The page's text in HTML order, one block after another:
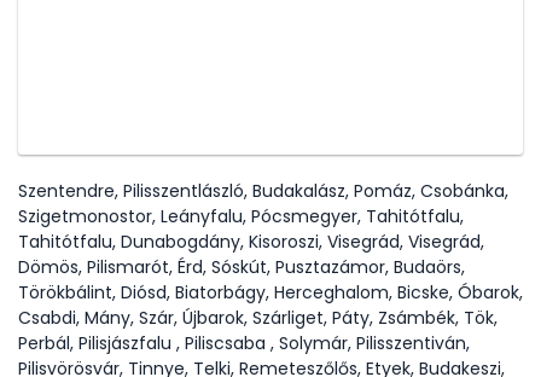
Szentendre, Pilisszentlászló, Budakalász, Pomáz, Csobánka,
Szigetmonostor, Leányfalu, Pócsmegyer, Tahitótfalu,
Tahitótfalu, Dunabogdány, Kisoroszi, Visegrád, Visegrád,
Dömös, Pilismarót, Érd, Sóskút, Pusztazámor, Budaörs,
Törökbálint, Diósd, Biatorbágy, Herceghalom, Bicske, Óbarok,
Csabdi, Mány, Szár, Újbarok, Szárliget, Páty, Zsámbék, Tök,
Perbál, Pilisjászfalu , Piliscsaba , Solymár, Pilisszentiván,
Pilisvörösvár, Tinnye, Telki, Remeteszőlős, Etyek, Budakeszi,